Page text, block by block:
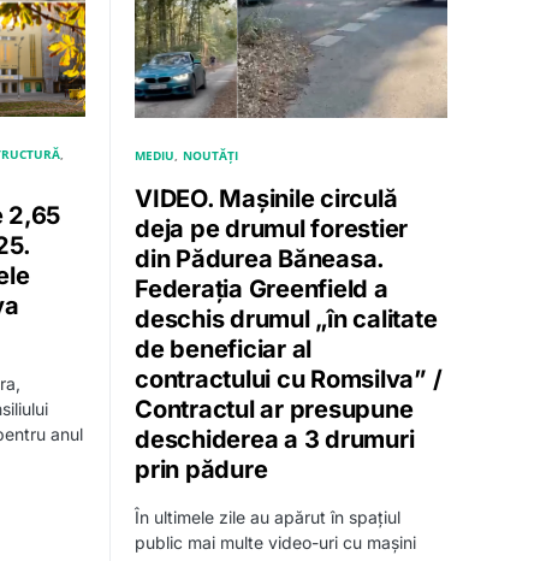
2,65
anul
MEDIU NOUTĂȚI
VIDEO. Mașinile circulă
deja pe drumul forestier
din Pădurea Băneasa.
Federația Greenfield a
deschis drumul „în calitate
de beneficiar al
contractului cu Romsilva” /
Contractul ar presupune
deschiderea a 3 drumuri
prin pădure
În ultimele zile au apărut în spațiul
public mai multe video-uri cu mașini